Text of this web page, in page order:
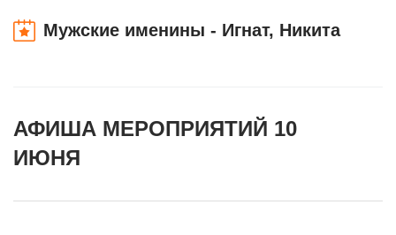
Мужские именины - Игнат, Никита
АФИША МЕРОПРИЯТИЙ 10
ИЮНЯ